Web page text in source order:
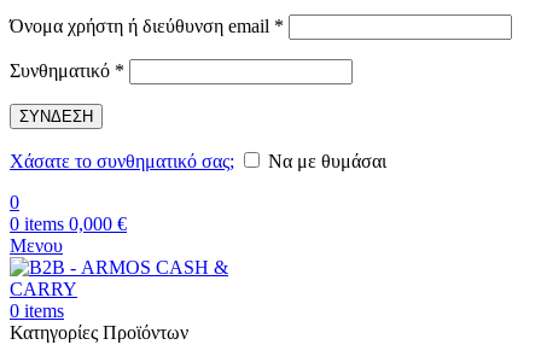
Όνομα χρήστη ή διεύθυνση email *
Συνθηματικό *
ΣΥΝΔΕΣΗ
Χάσατε το συνθηματικό σας;
Να με θυμάσαι
0
0 items 0,000 €
Μενου
0 items
Κατηγορίες Προϊόντων